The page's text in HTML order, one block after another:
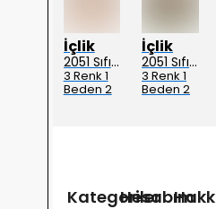
İçlik
2051 Sıfır Kol Penye içlik Elbise - Ekru
3 Renk 1
Beden 2
İçlik
2051 Sıfır Kol Penye içlik Elbise - Siyah
3 Renk 1
Beden 2
Kategoriler
Hesabım